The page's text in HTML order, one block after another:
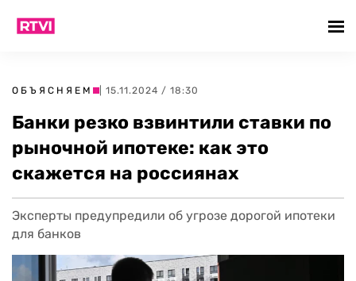
ОБЪЯСНЯЕМ | 15.11.2024 / 18:30
Банки резко взвинтили ставки по
рыночной ипотеке: как это
скажется на россиянах
Эксперты предупредили об угрозе дорогой ипотеки
для банков